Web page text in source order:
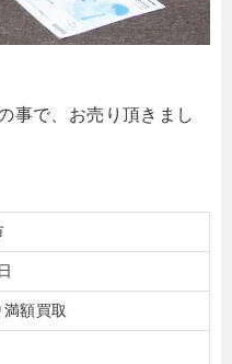
事で、お売り頂きまし
額買取